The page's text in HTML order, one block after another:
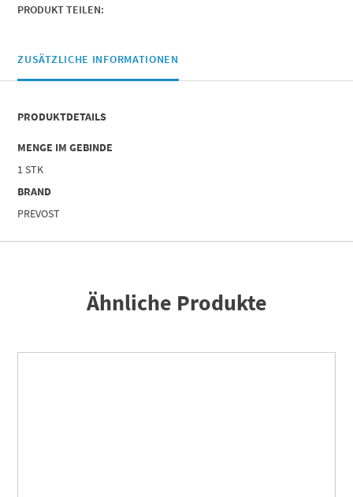
PRODUKT TEILEN:
ZUSÄTZLICHE INFORMATIONEN
PRODUKTDETAILS
MENGE IM GEBINDE
1 STK
BRAND
PREVOST
Ähnliche Produkte